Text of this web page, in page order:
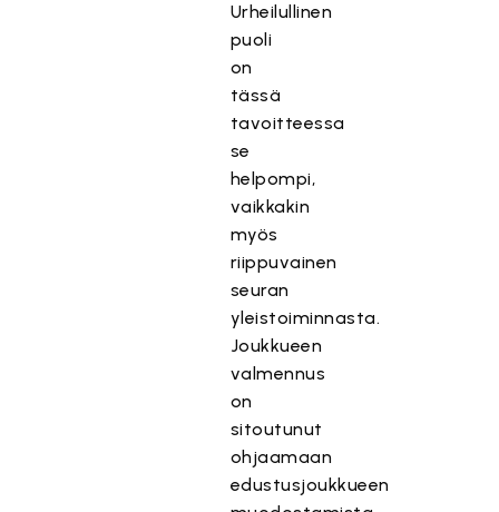
Urheilullinen
puoli
on
tässä
tavoitteessa
se
helpompi,
vaikkakin
myös
riippuvainen
seuran
yleistoiminnasta.
Joukkueen
valmennus
on
sitoutunut
ohjaamaan
edustusjoukkueen